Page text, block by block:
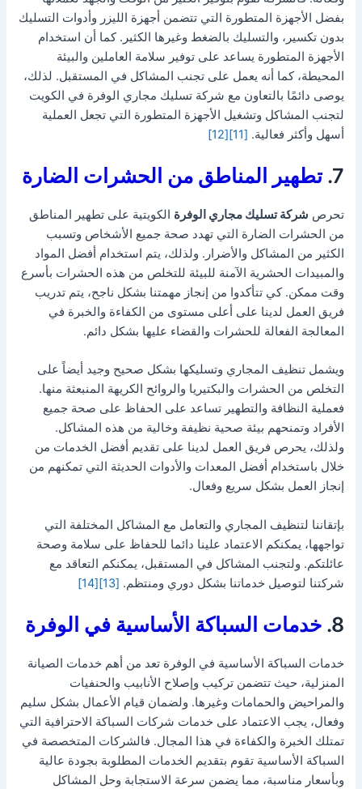
بفضل الأجهزة المتطورة التي تتضمن أجهزة الليزر وأدوات التسليك
بدون تكسير، والتسليك بالضغط وغيرها الكثير. كما أن استخدام
الأجهزة المتطورة يساعد على توفير سلامة العاملين والبيئة
المحيطة، كما أنه يعمل على تجنب المشاكل في المستقبل. لذلك،
يوصى دائمًا بالتعاون مع شركة تسليك مجاري الوفرة في الكويت
لتجنب المشاكل وتشغيل الأجهزة المتطورة التي تجعل العملية
أسهل وأكثر فعالية. [11]
[12]
7. تطهير المناطق من الحشرات الضارة
تحرص شركة تسليك مجاري الوفرة الكويتية على تطهير المناطق
من الحشرات الضارة التي تهدد صحة جميع الأشخاص وتسبب
الكثير من المشاكل والأضرار. ولذلك، يتم استخدام أفضل المواد
والمبيدات الحشرية الآمنة للبيئة للتخلص من هذه الحشرات بأسرع
وقت ممكن. كي تتأكدوا من إنجاز مهمتنا بشكل ناجح، يتم تدريب
فريق العمل لدينا على أعلى مستوى من الكفاءة والخبرة في
المعالجة الفعالة للحشرات والقضاء عليها بشكل دائم.
ويشمل تنظيف المجاري وتسليكها بشكل صحيح وجيد أيضاً على
التخلص من الحشرات والبكتيريا والروائح الكريهة المنبعثة منها.
فعملية النظافة والتطهير تساعد على الحفاظ على صحة جميع
الأفراد وتمنحهم بيئة صحية نظيفة وخالية من هذه المشاكل.
ولذلك، يحرص فريق العمل لدينا على تقديم أفضل الخدمات من
خلال باستخدام أفضل المعدات والأدوات الحديثة التي تمكنهم من
إنجاز العمل بشكل سريع وفعال.
بإتقاننا لتنظيف المجاري والتعامل مع المشاكل المختلفة التي
تواجهها، يمكنكم الاعتماد علينا دائما للحفاظ على سلامة وصحة
عائلتكم. ولتجنب المشاكل في المستقبل، يمكنكم التعاقد مع
شركتنا لتوصيل خدماتنا بشكل دوري ومنتظم. [13]
[14]
8. خدمات السباكة الأساسية في الوفرة
خدمات السباكة الأساسية في الوفرة تعد من أهم خدمات الصيانة
المنزلية، حيث تتضمن تركيب وإصلاح الأنابيب والحنفيات
والمراحيض والحمامات وغيرها. ولضمان قيام الأعمال بشكل سليم
وفعال، يجب الاعتماد على خدمات شركات السباكة الاحترافية التي
تمتلك الخبرة والكفاءة في هذا المجال. فالشركات المتخصصة في
السباكة الأساسية تقوم بتقديم الخدمات المطلوبة بجودة عالية
وبأسعار مناسبة، مما يضمن سرعة الاستجابة وحل المشاكل